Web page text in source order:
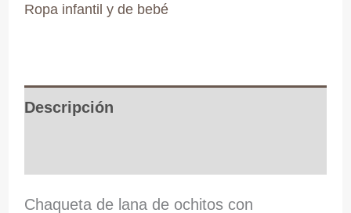
Ropa infantil y de bebé
Descripción
Chaqueta de lana de ochitos con